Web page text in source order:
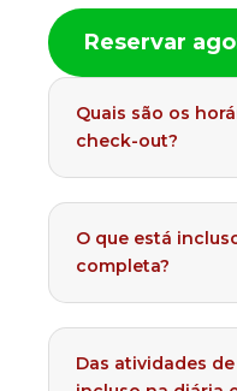
Reservar
Quais são os
check-out?
O que está
completa?
Das atividades